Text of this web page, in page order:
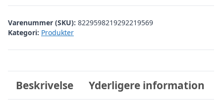
Varenummer (SKU): 8229598219292219569
Kategori: Produkter
Beskrivelse Yderligere information